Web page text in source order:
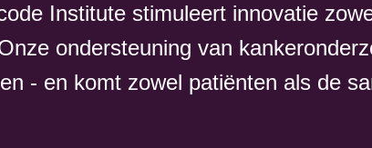
Institute stimuleert innovatie
ondersteuning van
- en komt zowel patiënten als de